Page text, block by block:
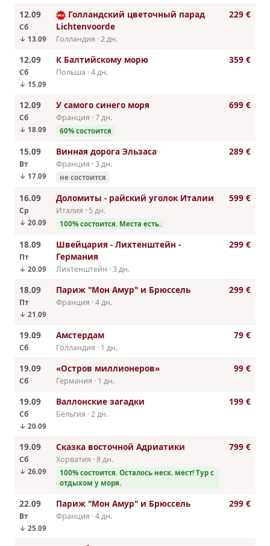
12.09
Сб
↓ 13.09
Голландский цветочный парад
Lichtenvoorde
Голландия · 2 дн.
229 €
12.09
Сб
↓ 15.09
К Балтийскому морю
Польша · 4 дн.
359 €
12.09
Сб
↓ 18.09
У самого синего моря
Франция · 7 дн.
60% cостоится
699 €
15.09
Вт
↓ 17.09
Винная дорога Эльзаса
Франция · 3 дн.
не состоится
289 €
16.09
Ср
↓ 20.09
Доломиты - райский уголок Италии
Италия · 5 дн.
100% cостоится. Места есть.
599 €
18.09
Пт
↓ 20.09
Швейцария - Лихтенштейн -
Германия
Лихтенштейн · 3 дн.
299 €
18.09
Пт
↓ 21.09
Париж "Мон Амур" и Брюссель
Франция · 4 дн.
299 €
19.09
Сб
Амстердам
Голландия · 1 дн.
79 €
19.09
Сб
«Остров миллионеров»
Германия · 1 дн.
99 €
19.09
Сб
↓ 20.09
Валлонские загадки
Бельгия · 2 дн.
199 €
19.09
Сб
↓ 26.09
Сказка восточной Адриатики
Хорватия · 8 дн.
100% cостоится. Осталось неск. мест! Тур с
отдыхом у моря.
799 €
22.09
Вт
↓ 25.09
Париж "Мон Амур" и Брюссель
Франция · 4 дн.
299 €